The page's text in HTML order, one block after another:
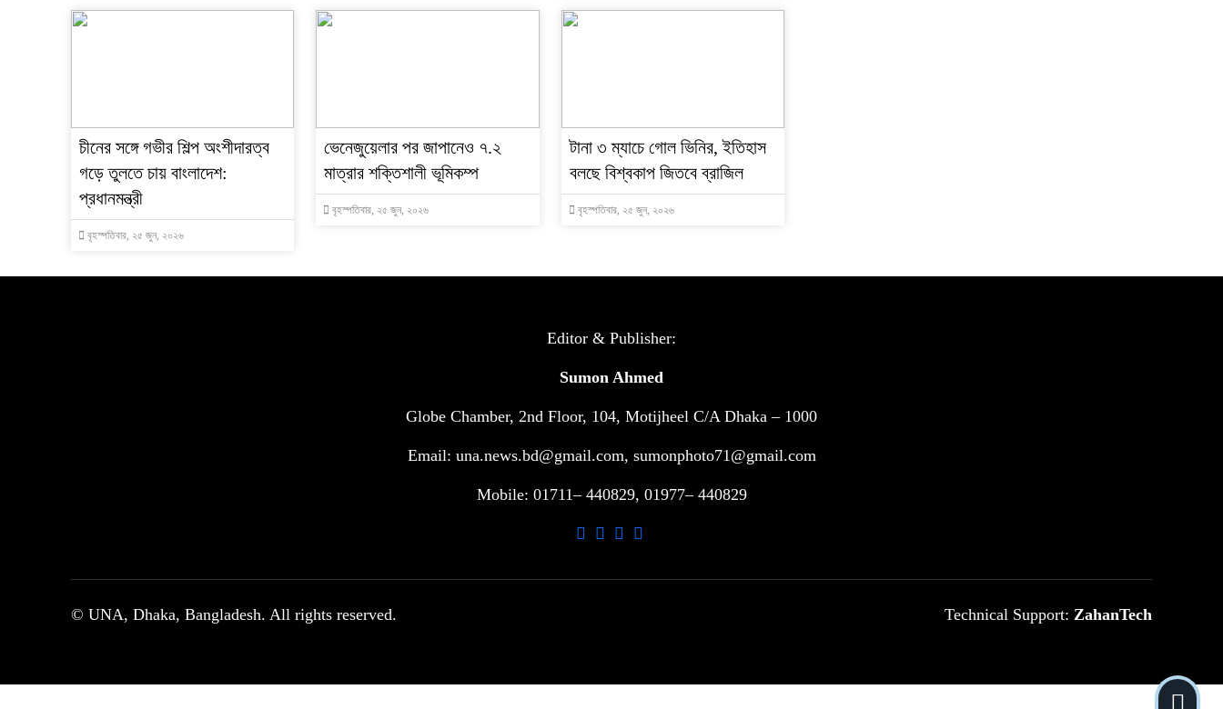
চীনের সঙ্গে গভীর শিল্প অংশীদারত্ব
গড়ে তুলতে চায় বাংলাদেশ:
প্রধানমন্ত্রী
বৃহস্পতিবার, ২৫ জুন, ২০২৬
ভেনেজুয়েলার পর জাপানেও ৭.২
মাত্রার শক্তিশালী ভূমিকম্প
বৃহস্পতিবার, ২৫ জুন, ২০২৬
টানা ৩ ম্যাচে গোল ভিনির, ইতিহাস
বলছে বিশ্বকাপ জিতবে ব্রাজিল
বৃহস্পতিবার, ২৫ জুন, ২০২৬
Editor & Publisher:
Sumon Ahmed
Globe Chamber, 2nd Floor, 104, Motijheel C/A Dhaka – 1000
Email: una.news.bd@gmail.com, sumonphoto71@gmail.com
Mobile: 01711– 440829, 01977– 440829
© UNA, Dhaka, Bangladesh. All rights reserved. Technical Support: ZahanTech